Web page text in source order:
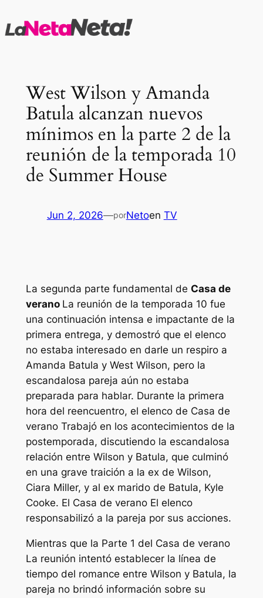
al
West Wilson y Amanda
Batula alcanzan nuevos
mínimos en la parte 2 de la
reunión de la temporada 10
de Summer House
Jun 2, 2026—porNetoen TV
La segunda parte fundamental de Casa de
verano La reunión de la temporada 10 fue
una continuación intensa e impactante de la
primera entrega, y demostró que el elenco
no estaba interesado en darle un respiro a
Amanda Batula y West Wilson, pero la
escandalosa pareja aún no estaba
preparada para hablar. Durante la primera
hora del reencuentro, el elenco de Casa de
verano Trabajó en los acontecimientos de la
postemporada, discutiendo la escandalosa
relación entre Wilson y Batula, que culminó
en una grave traición a la ex de Wilson,
Ciara Miller, y al ex marido de Batula, Kyle
Cooke. El Casa de verano El elenco
responsabilizó a la pareja por sus acciones.
Mientras que la Parte 1 del Casa de verano
La reunión intentó establecer la línea de
tiempo del romance entre Wilson y Batula, la
pareja no brindó información sobre su